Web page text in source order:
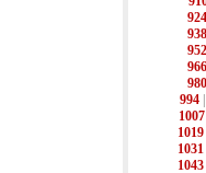
924
938
952
966
980
994
1007
1019
1031
1043